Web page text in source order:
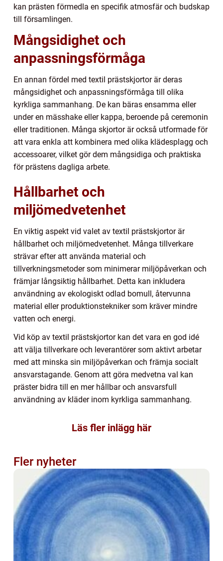
kan prästen förmedla en specifik atmosfär och budskap
till församlingen.
Mångsidighet och
anpassningsförmåga
En annan fördel med textil prästskjortor är deras
mångsidighet och anpassningsförmåga till olika
kyrkliga sammanhang. De kan bäras ensamma eller
under en mässhake eller kappa, beroende på ceremonin
eller traditionen. Många skjortor är också utformade för
att vara enkla att kombinera med olika klädesplagg och
accessoarer, vilket gör dem mångsidiga och praktiska
för prästens dagliga arbete.
Hållbarhet och
miljömedvetenhet
En viktig aspekt vid valet av textil prästskjortor är
hållbarhet och miljömedvetenhet. Många tillverkare
strävar efter att använda material och
tillverkningsmetoder som minimerar miljöpåverkan och
främjar långsiktig hållbarhet. Detta kan inkludera
användning av ekologiskt odlad bomull, återvunna
material eller produktionstekniker som kräver mindre
vatten och energi.
Vid köp av textil prästskjortor kan det vara en god idé
att välja tillverkare och leverantörer som aktivt arbetar
med att minska sin miljöpåverkan och främja socialt
ansvarstagande. Genom att göra medvetna val kan
präster bidra till en mer hållbar och ansvarsfull
användning av kläder inom kyrkliga sammanhang.
Läs fler inlägg här
Fler nyheter